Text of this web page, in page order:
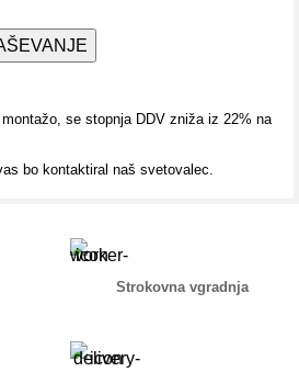
se stopnja DDV zniža iz 22% na
bo kontaktiral naš svetovalec.
Strokovna vgradnja